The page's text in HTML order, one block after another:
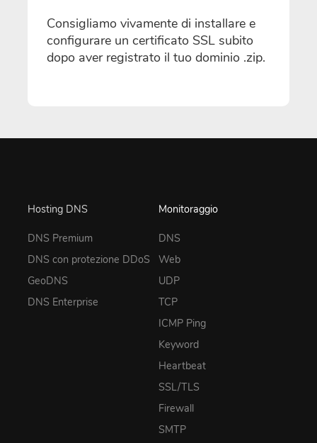
Consigliamo vivamente di installare e
configurare un certificato SSL subito
dopo aver registrato il tuo dominio .zip.
Hosting DNS
DNS Premium
DNS con protezione DDoS
GeoDNS
DNS Enterprise
Monitoraggio
DNS
Web
UDP
TCP
ICMP Ping
Keyword
Heartbeat
SSL/TLS
Firewall
SMTP